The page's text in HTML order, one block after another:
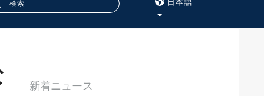
購読
新着ニュース